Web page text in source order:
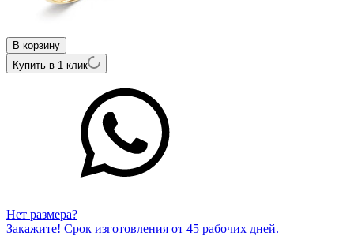
В корзину
Купить в 1 клик
Нет размера?
Закажите! Срок изготовления от 45 рабочих дней.